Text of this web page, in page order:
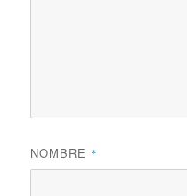
NOMBRE *